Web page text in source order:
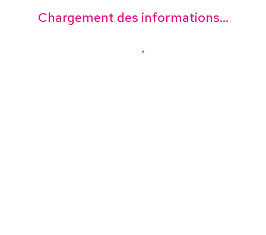
Chargement des informations...